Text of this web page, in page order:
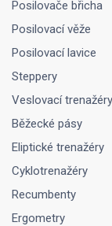
Posilovače břicha
Posilovací věže
Posilovací lavice
Steppery
Veslovací trenažéry
Běžecké pásy
Eliptické trenažéry
Cyklotrenažéry
Recumbenty
Ergometry